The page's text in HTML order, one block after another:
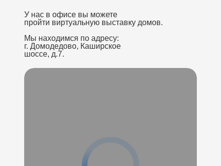
У нас в офисе вы можете
пройти виртуальную выставку домов.
Мы находимся по адресу:
г. Домодедово, Каширское
шоссе, д.7.